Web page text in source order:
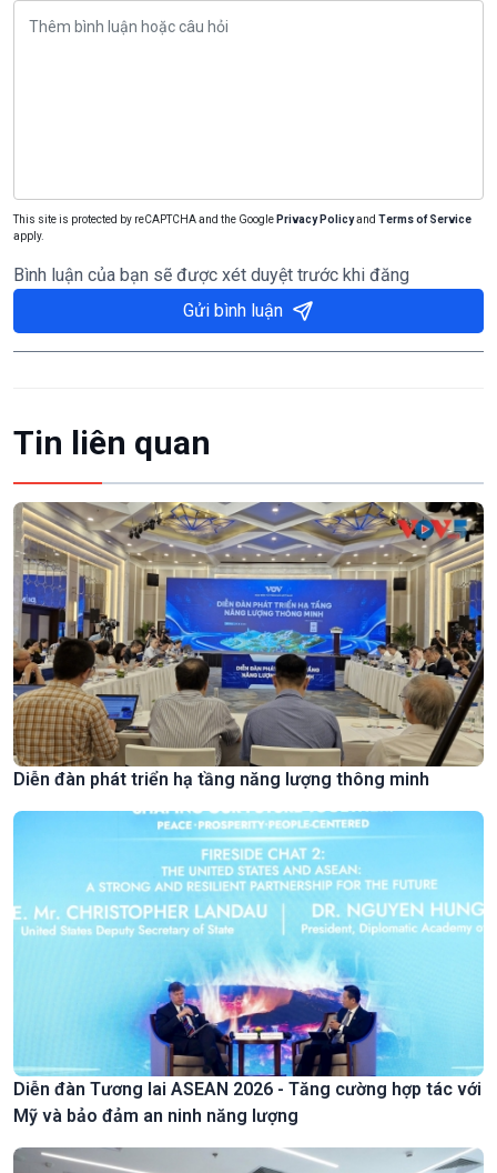
This site is protected by reCAPTCHA and the Google Privacy Policyand Terms of Service
apply.
Bình luận của bạn sẽ được xét duyệt trước khi đăng
Gửi bình luận
Tin liên quan
Diễn đàn phát triển hạ tầng năng lượng thông minh
Diễn đàn Tương lai ASEAN 2026 - Tăng cường hợp tác với
Mỹ và bảo đảm an ninh năng lượng